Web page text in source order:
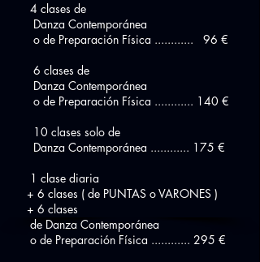
4 clases de
Danza Contemporánea
o de Preparación Física ............ 96 €
6 clases de
Danza Contemporánea
o de Preparación Física ............ 140 €
10 clases solo de
Danza Contemporánea ............ 175 €
1 clase diaria
+ 6 clases ( de PUNTAS o VARONES )
+ 6 clases
de Danza Contemporánea
o de Preparación Física ............ 295 €